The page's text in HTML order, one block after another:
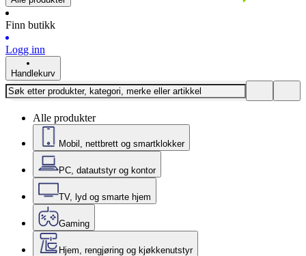
Finn butikk
Logg inn
Handlekurv
Alle produkter
Mobil, nettbrett og smartklokker
PC, datautstyr og kontor
TV, lyd og smarte hjem
Gaming
Hjem, rengjøring og kjøkkenutstyr